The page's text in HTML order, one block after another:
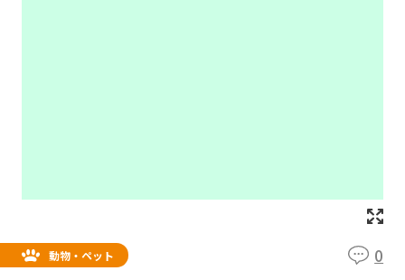
動物・ペット 0